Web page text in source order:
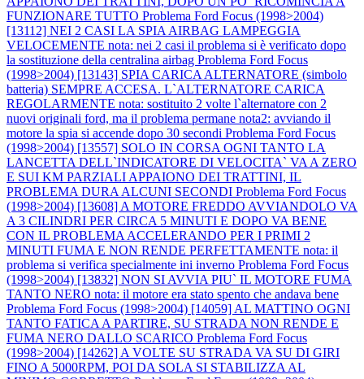
FUNZIONARE TUTTO Problema Ford Focus (1998>2004)
[13112] NEI 2 CASI LA SPIA AIRBAG LAMPEGGIA
VELOCEMENTE nota: nei 2 casi il problema si è verificato dopo
la sostituzione della centralina airbag Problema Ford Focus
(1998>2004) [13143] SPIA CARICA ALTERNATORE (simbolo
batteria) SEMPRE ACCESA. L`ALTERNATORE CARICA
REGOLARMENTE nota: sostituito 2 volte l`alternatore con 2
nuovi originali ford, ma il problema permane nota2: avviando il
motore la spia si accende dopo 30 secondi Problema Ford Focus
(1998>2004) [13557] SOLO IN CORSA OGNI TANTO LA
LANCETTA DELL`INDICATORE DI VELOCITA` VA A ZERO
E SUI KM PARZIALI APPAIONO DEI TRATTINI, IL
PROBLEMA DURA ALCUNI SECONDI Problema Ford Focus
(1998>2004) [13608] A MOTORE FREDDO AVVIANDOLO VA
A 3 CILINDRI PER CIRCA 5 MINUTI E DOPO VA BENE
CON IL PROBLEMA ACCELERANDO PER I PRIMI 2
MINUTI FUMA E NON RENDE PERFETTAMENTE nota: il
problema si verifica specialmente ini inverno Problema Ford Focus
(1998>2004) [13832] NON SI AVVIA PIU` IL MOTORE FUMA
TANTO NERO nota: il motore era stato spento che andava bene
Problema Ford Focus (1998>2004) [14059] AL MATTINO OGNI
TANTO FATICA A PARTIRE, SU STRADA NON RENDE E
FUMA NERO DALLO SCARICO Problema Ford Focus
(1998>2004) [14262] A VOLTE SU STRADA VA SU DI GIRI
FINO A 5000RPM, POI DA SOLA SI STABILIZZA AL